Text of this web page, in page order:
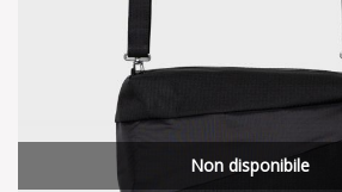
Non disponibile